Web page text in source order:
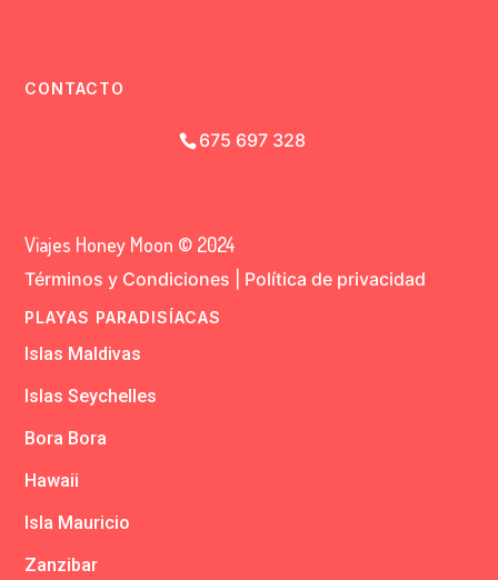
CONTACTO
675 697 328
Viajes Honey Moon © 2024
Términos y Condiciones Política de privacidad
PLAYAS PARADISÍACAS
Islas Maldivas
Islas Seychelles
Bora Bora
Hawaii
Isla Mauricio
Zanzibar